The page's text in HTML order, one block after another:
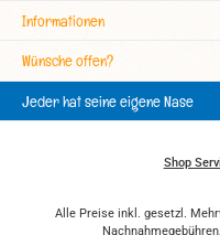
Informationen
Wünsche offen?
Jeder hat seine eigene Nase
Shop
Alle Preise inkl. gesetzl.